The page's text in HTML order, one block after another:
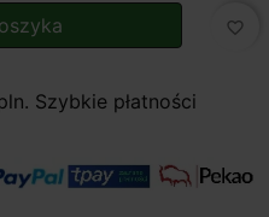
favorite_border
Szybkie płatności